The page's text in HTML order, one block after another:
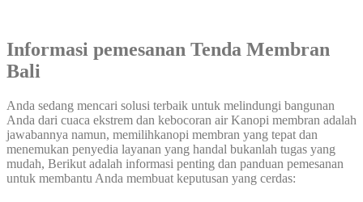
Informasi pemesanan Tenda Membran
Bali
Anda sedang mencari solusi terbaik untuk melindungi bangunan
Anda dari cuaca ekstrem dan kebocoran air Kanopi membran adalah
jawabannya namun, memilihkanopi membran yang tepat dan
menemukan penyedia layanan yang handal bukanlah tugas yang
mudah, Berikut adalah informasi penting dan panduan pemesanan
untuk membantu Anda membuat keputusan yang cerdas: